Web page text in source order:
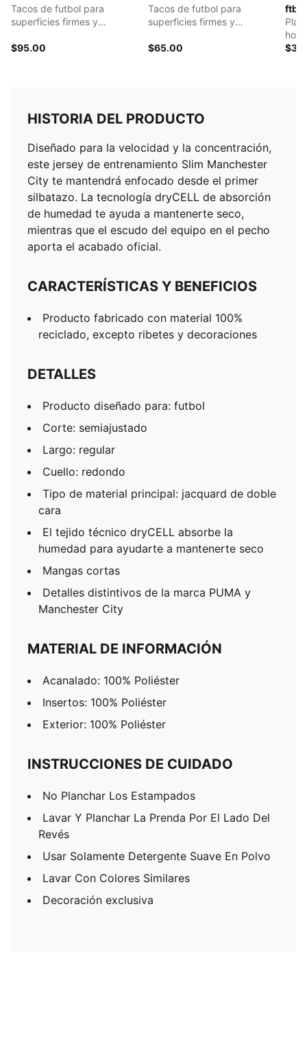
Tacos de futbol para
superficies firmes y
$95.00
Tacos de futbol para
superficies firmes y
$65.00
HISTORIA DEL PRODUCTO
Diseñado para la velocidad y la concentración,
este jersey de entrenamiento Slim Manchester
City te mantendrá enfocado desde el primer
silbatazo. La tecnología dryCELL de absorción
de humedad te ayuda a mantenerte seco,
mientras que el escudo del equipo en el pecho
aporta el acabado oficial.
CARACTERÍSTICAS Y BENEFICIOS
Producto fabricado con material 100%
reciclado, excepto ribetes y decoraciones
DETALLES
Producto diseñado para: futbol
Corte: semiajustado
Largo: regular
Cuello: redondo
Tipo de material principal: jacquard de doble
cara
El tejido técnico dryCELL absorbe la
humedad para ayudarte a mantenerte seco
Mangas cortas
Detalles distintivos de la marca PUMA y
Manchester City
MATERIAL DE INFORMACIÓN
Acanalado: 100% Poliéster
Insertos: 100% Poliéster
Exterior: 100% Poliéster
INSTRUCCIONES DE CUIDADO
No Planchar Los Estampados
Lavar Y Planchar La Prenda Por El Lado Del
Revés
Usar Solamente Detergente Suave En Polvo
Lavar Con Colores Similares
Decoración exclusiva